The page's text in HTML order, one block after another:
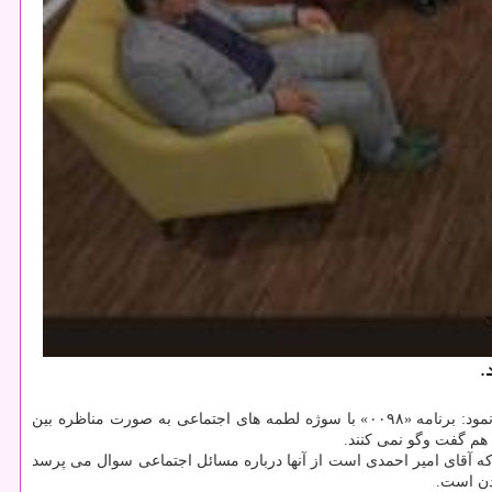
در گفت وگو با ایسنا، درباره محتوای این برنامه به تهیه كنندگی محسن زارعیان اظهار نمود: برنامه «۰۰۹۸» با سوژه لطمه های اجتماعی به صورت مناظره بین
هم گفت وگو نمی كنند.
كه آقای امیر احمدی است از آنها درباره مسائل اجتماعی سوال می پرسد
است.